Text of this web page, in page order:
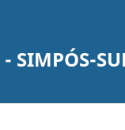
SIMPÓS-